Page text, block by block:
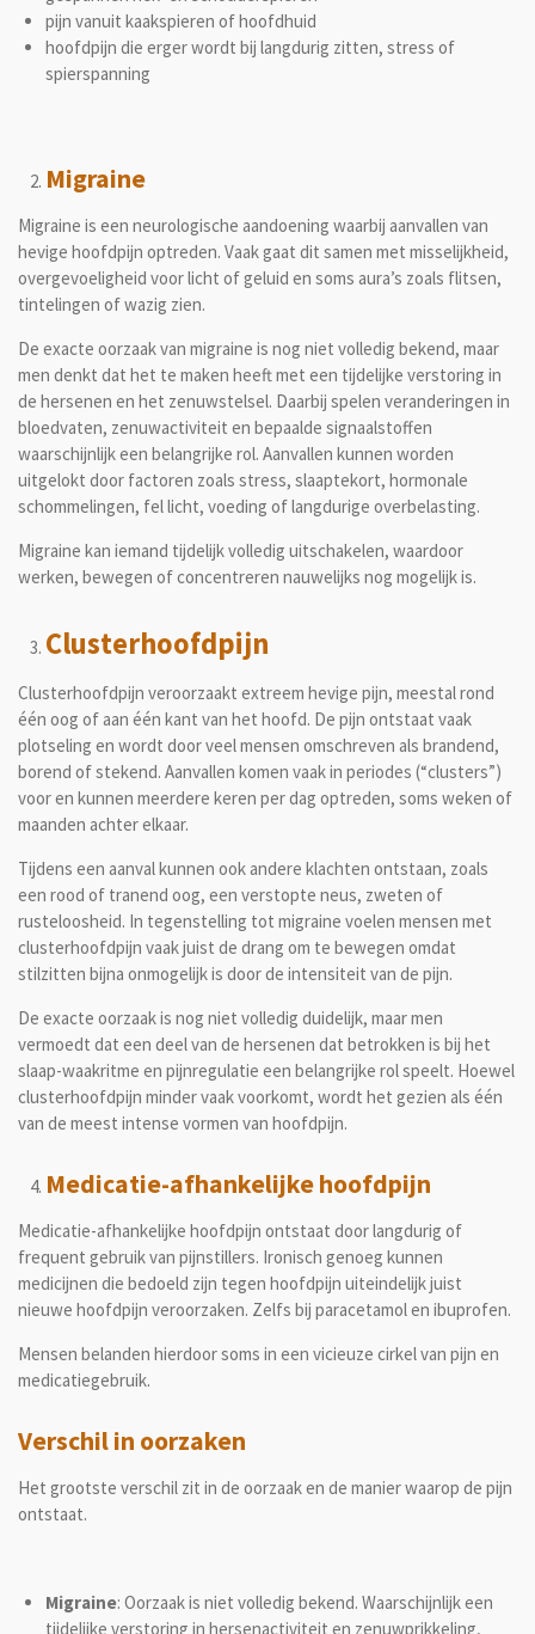
pijn vanuit kaakspieren of hoofdhuid
hoofdpijn die erger wordt bij langdurig zitten, stress of
spierspanning
Migraine
Migraine is een neurologische aandoening waarbij aanvallen van
hevige hoofdpijn optreden. Vaak gaat dit samen met misselijkheid,
overgevoeligheid voor licht of geluid en soms aura’s zoals flitsen,
tintelingen of wazig zien.
De exacte oorzaak van migraine is nog niet volledig bekend, maar
men denkt dat het te maken heeft met een tijdelijke verstoring in
de hersenen en het zenuwstelsel. Daarbij spelen veranderingen in
bloedvaten, zenuwactiviteit en bepaalde signaalstoffen
waarschijnlijk een belangrijke rol. Aanvallen kunnen worden
uitgelokt door factoren zoals stress, slaaptekort, hormonale
schommelingen, fel licht, voeding of langdurige overbelasting.
Migraine kan iemand tijdelijk volledig uitschakelen, waardoor
werken, bewegen of concentreren nauwelijks nog mogelijk is.
Clusterhoofdpijn
Clusterhoofdpijn veroorzaakt extreem hevige pijn, meestal rond
één oog of aan één kant van het hoofd. De pijn ontstaat vaak
plotseling en wordt door veel mensen omschreven als brandend,
borend of stekend. Aanvallen komen vaak in periodes (“clusters”)
voor en kunnen meerdere keren per dag optreden, soms weken of
maanden achter elkaar.
Tijdens een aanval kunnen ook andere klachten ontstaan, zoals
een rood of tranend oog, een verstopte neus, zweten of
rusteloosheid. In tegenstelling tot migraine voelen mensen met
clusterhoofdpijn vaak juist de drang om te bewegen omdat
stilzitten bijna onmogelijk is door de intensiteit van de pijn.
De exacte oorzaak is nog niet volledig duidelijk, maar men
vermoedt dat een deel van de hersenen dat betrokken is bij het
slaap-waakritme en pijnregulatie een belangrijke rol speelt. Hoewel
clusterhoofdpijn minder vaak voorkomt, wordt het gezien als één
van de meest intense vormen van hoofdpijn.
Medicatie-afhankelijke hoofdpijn
Medicatie-afhankelijke hoofdpijn ontstaat door langdurig of
frequent gebruik van pijnstillers. Ironisch genoeg kunnen
medicijnen die bedoeld zijn tegen hoofdpijn uiteindelijk juist
nieuwe hoofdpijn veroorzaken. Zelfs bij paracetamol en ibuprofen.
Mensen belanden hierdoor soms in een vicieuze cirkel van pijn en
medicatiegebruik.
Verschil in oorzaken
Het grootste verschil zit in de oorzaak en de manier waarop de pijn
ontstaat.
Migraine: Oorzaak is niet volledig bekend. Waarschijnlijk een
tijdelijke verstoring in hersenactiviteit en zenuwprikkeling,